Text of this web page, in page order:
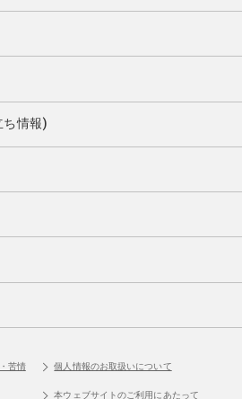
情報)
苦情
個人情報のお取扱いについて
本ウェブサイトのご利用にあたって